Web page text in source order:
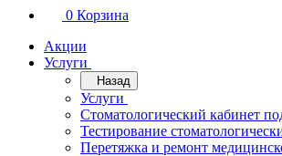
0 Корзина
Акции
Услуги
Назад
Услуги
Стоматологический кабинет
Тестирование
Перетяжка и ремонт